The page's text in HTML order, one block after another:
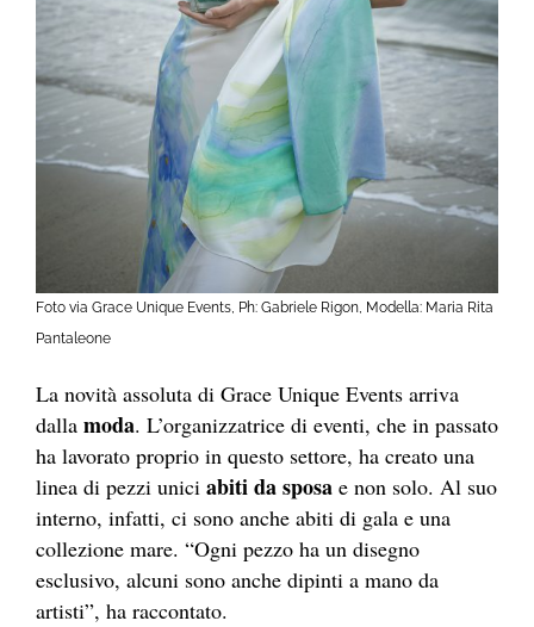
Foto via Grace Unique Events, Ph: Gabriele Rigon, Modella: Maria Rita
Pantaleone
La novità assoluta di Grace Unique Events arriva
dalla moda. L’organizzatrice di eventi, che in passato
ha lavorato proprio in questo settore, ha creato una
linea di pezzi unici abiti da sposa e non solo. Al suo
interno, infatti, ci sono anche abiti di gala e una
collezione mare. “Ogni pezzo ha un disegno
esclusivo, alcuni sono anche dipinti a mano da
artisti”, ha raccontato.